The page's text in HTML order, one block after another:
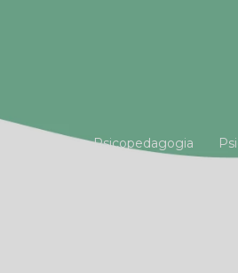
Psicopedagogia